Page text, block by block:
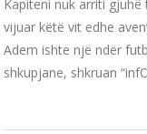
Kapiteni nuk arriti
vijuar këtë vit edhe
Adem ishte një ndër
shkupjane, shkruan